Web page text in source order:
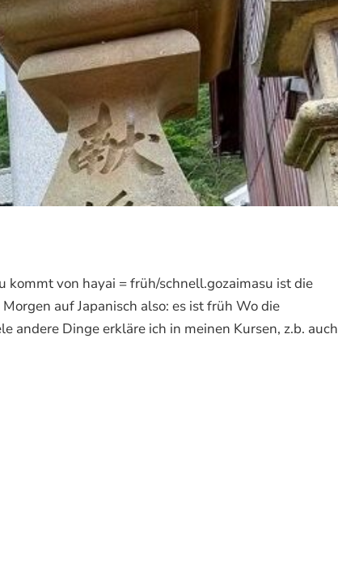
kommt von hayai = früh/schnell.gozaimasu ist die
auf Japanisch also: es ist früh Wo die
andere Dinge erkläre ich in meinen Kursen, z.b. auch